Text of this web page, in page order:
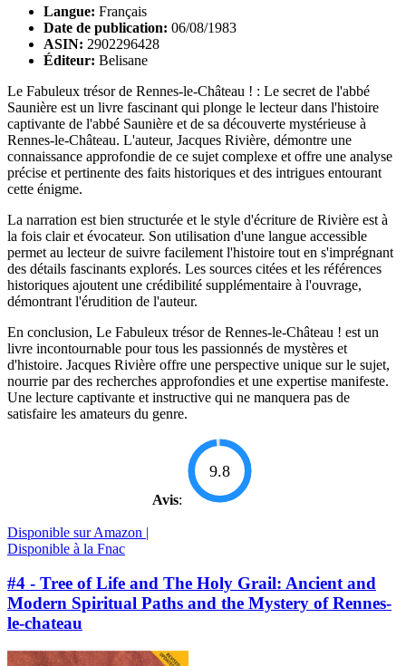
Langue: Français
Date de publication: 06/08/1983
ASIN: 2902296428
Éditeur: Belisane
Le Fabuleux trésor de Rennes-le-Château ! : Le secret de l'abbé
Saunière est un livre fascinant qui plonge le lecteur dans l'histoire
captivante de l'abbé Saunière et de sa découverte mystérieuse à
Rennes-le-Château. L'auteur, Jacques Rivière, démontre une
connaissance approfondie de ce sujet complexe et offre une analyse
précise et pertinente des faits historiques et des intrigues entourant
cette énigme.
La narration est bien structurée et le style d'écriture de Rivière est à
la fois clair et évocateur. Son utilisation d'une langue accessible
permet au lecteur de suivre facilement l'histoire tout en s'imprégnant
des détails fascinants explorés. Les sources citées et les références
historiques ajoutent une crédibilité supplémentaire à l'ouvrage,
démontrant l'érudition de l'auteur.
En conclusion, Le Fabuleux trésor de Rennes-le-Château ! est un
livre incontournable pour tous les passionnés de mystères et
d'histoire. Jacques Rivière offre une perspective unique sur le sujet,
nourrie par des recherches approfondies et une expertise manifeste.
Une lecture captivante et instructive qui ne manquera pas de
satisfaire les amateurs du genre.
Avis:
9.8
Disponible sur Amazon |
Disponible à la Fnac
#4 - Tree of Life and The Holy Grail: Ancient and
Modern Spiritual Paths and the Mystery of Rennes-
le-chateau